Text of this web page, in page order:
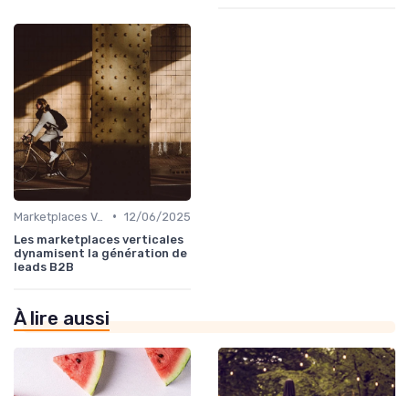
Marketplaces Verticales • 12/06/2025
Les marketplaces verticales
dynamisent la génération de
leads B2B
À lire aussi